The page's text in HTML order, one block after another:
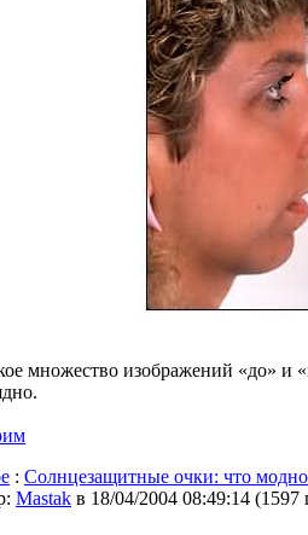
множество изображений «до» и
: Солнцезащитные очки: что модно
Мastak в 18/04/2004 08:49:14 (1597